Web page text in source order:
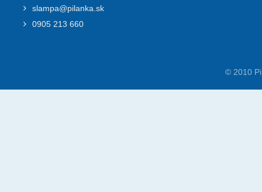
slampa@pilanka.sk
0905 213 660
© 2010